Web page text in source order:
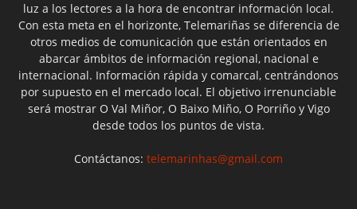
luz a los lectores a la hora de encontrar información local.
Con esta meta en el horizonte, Telemariñas se diferencia de
otros medios de comunicación que están orientados en
abarcar ámbitos de información regional, nacional e
internacional. Información rápida y comarcal, centrándonos
por supuesto en el mercado local. El objetivo irrenunciable
será mostrar O Val Miñor, O Baixo Miño, O Porriño y Vigo
desde todos los puntos de vista.
Contáctanos: telemarinhas@gmail.com